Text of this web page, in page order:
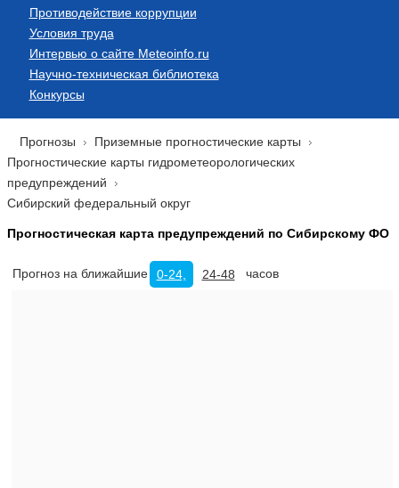
Противодействие коррупции
Условия труда
Интервью о сайте Meteoinfo.ru
Научно-техническая библиотека
Конкурсы
Прогнозы
Приземные прогностические карты
Прогностические карты гидрометеорологических
предупреждений
Сибирский федеральный округ
Прогностическая карта предупреждений по Сибирскому ФО
Прогноз на ближайшие 0-24, 24-48 часов